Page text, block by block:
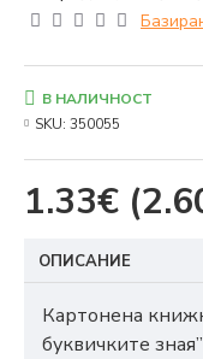
1.33€
В НАЛИЧНОСТ
SKU: 350055
ОПИСАНИЕ
Картонена
буквичките